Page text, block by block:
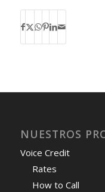
NUESTROS
Voice Credit
Rates
How to Call